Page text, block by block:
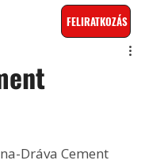
FELIRATKOZÁS
Dráva Cement